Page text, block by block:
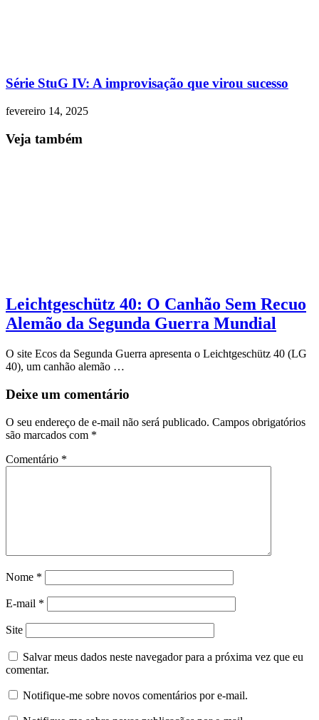
Série StuG IV: A improvisação que virou sucesso
fevereiro 14, 2025
Veja também
Leichtgeschütz 40: O Canhão Sem Recuo
Alemão da Segunda Guerra Mundial
O site Ecos da Segunda Guerra apresenta o Leichtgeschütz 40 (LG
40), um canhão alemão …
Deixe um comentário
O seu endereço de e-mail não será publicado. Campos obrigatórios
são marcados com *
Comentário *
Nome *
E-mail *
Site
Salvar meus dados neste navegador para a próxima vez que eu
comentar.
Notifique-me sobre novos comentários por e-mail.